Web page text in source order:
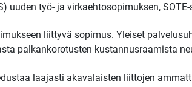
uuden työ- ja virkaehtosopimuksen,
liittyvä sopimus. Yleiset
palkankorotusten kustannusraamista
laajasti akavalaisten liittojen